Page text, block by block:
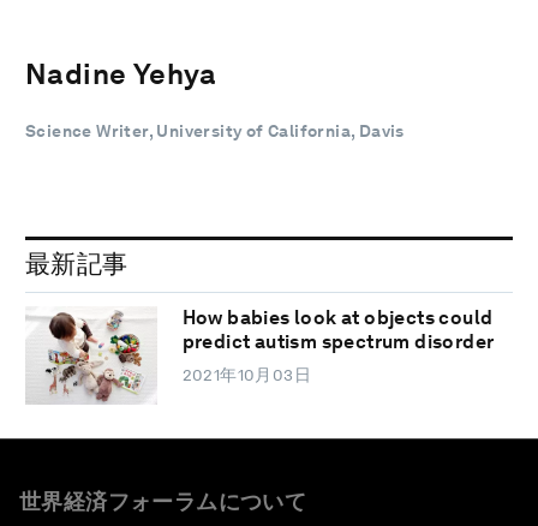
Nadine Yehya
Science Writer, University of California, Davis
最新記事
How babies look at objects could
predict autism spectrum disorder
2021年10月03日
世界経済フォーラムについて